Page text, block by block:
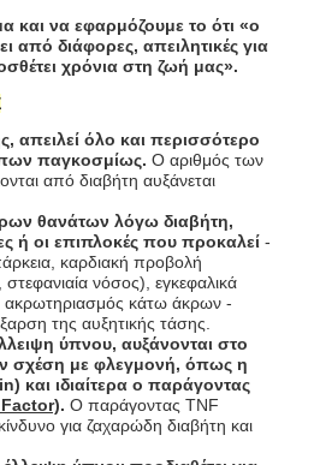
και να εφαρμόζουμε το ότι «ο
από διάφορες, απειλητικές για
χρόνια στη ζωή μας».
απειλεί όλο και περισσότερο
παγκοσμίως. Ο αριθμός των
από διαβήτη αυξάνεται
θανάτων λόγω διαβήτη,
ή οι επιπλοκές που προκαλεί -
καρδιακή προβολή
νόσος), εγκεφαλικά
ακρωτηριασμός κάτω άκρων -
της αυξητικής τάσης.
ύπνου, αυξάνονται στο
σχέση με φλεγμονή, όπως η
) και ιδιαίτερα ο παράγοντας
. Ο παράγοντας TNF
για ζαχαρώδη διαβήτη και